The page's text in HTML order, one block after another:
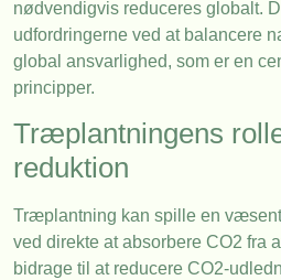
nødvendigvis reduceres globalt.
udfordringerne ved at balancere
global ansvarlighed, som er en
principper.
Træplantningens
reduktion
Træplantning kan spille en
ved direkte at absorbere CO2 fra
bidrage til at reducere CO2-